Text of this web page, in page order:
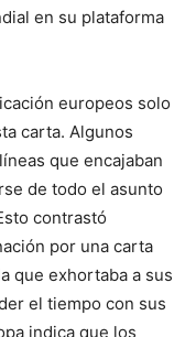
en su plataforma
europeos solo
carta. Algunos
que encajaban
de todo el asunto
contrastó
por una carta
que exhortaba a sus
el tiempo con sus
indica que los